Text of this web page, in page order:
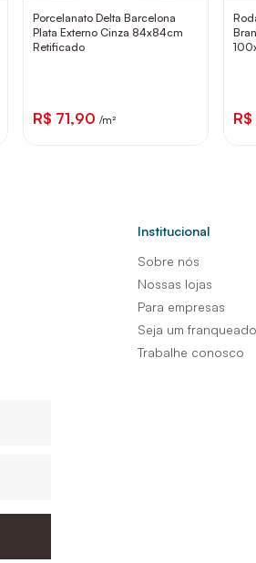
Porcelanato Delta Barcelona
Plata Externo Cinza 84x84cm
Retificado
R$ 71,90 /m²
Institucional
Sobre nós
Nossas lojas
Para empresas
Seja um franqueado
Trabalhe conosco